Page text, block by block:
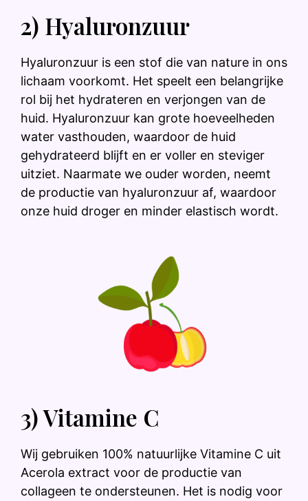
2) Hyaluronzuur
Hyaluronzuur is een stof die van nature in ons
lichaam voorkomt. Het speelt een belangrijke
rol bij het hydrateren en verjongen van de
huid. Hyaluronzuur kan grote hoeveelheden
water vasthouden, waardoor de huid
gehydrateerd blijft en er voller en steviger
uitziet. Naarmate we ouder worden, neemt
de productie van hyaluronzuur af, waardoor
onze huid droger en minder elastisch wordt.
3) Vitamine C
Wij gebruiken 100% natuurlijke Vitamine C uit
Acerola extract voor de productie van
collageen te ondersteunen. Het is nodig voor